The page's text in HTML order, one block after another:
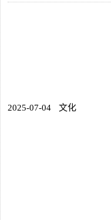
2025-07-04 文化